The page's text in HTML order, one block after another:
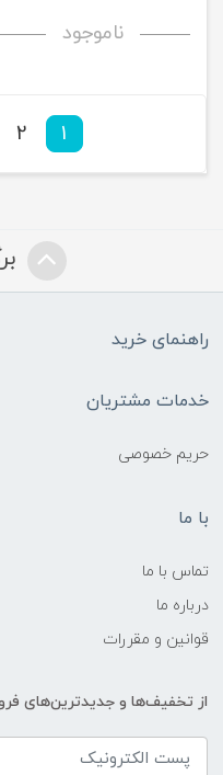
ناموجود
1
2
راهنمای خرید
خدمات مشتریان
حریم خصوصی
با ما
تماس با ما
درباره ما
قوانین و مقررات
از تخفیف‌ها و جدیدترین‌های